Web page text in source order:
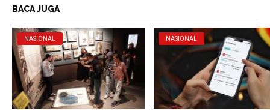
BACA JUGA
NASIONAL NASIONAL